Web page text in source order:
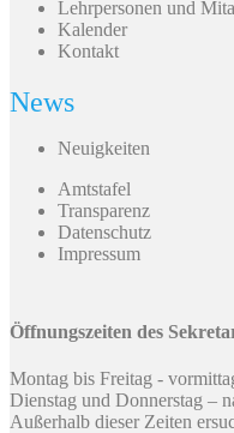
Lehrpersonen und
Kalender
Kontakt
News
Neuigkeiten
Amtstafel
Transparenz
Datenschutz
Impressum
Öffnungszeiten des
Montag bis Freitag -
Dienstag und Donnerstag –
Außerhalb dieser Zeiten